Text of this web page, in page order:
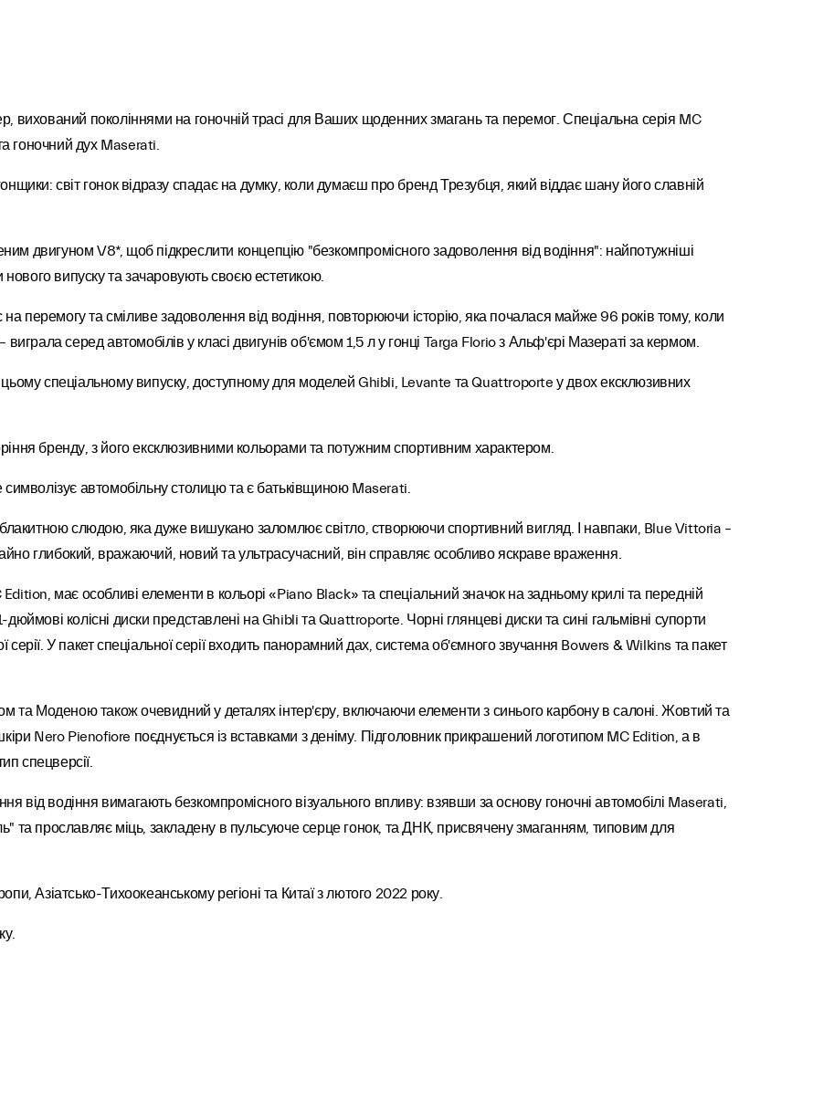
вихований поколіннями на гоночній трасі для Ваших щоденних змагань та перемог. Спеціальна серія MC
гоночний дух Maserati.
світ гонок відразу спадає на думку, коли думаєш про бренд Трезубця, який віддає шану його славній
двигуном V8*, щоб підкреслити концепцію "безкомпромісного задоволення від водіння": найпотужніші
випуску та зачаровують своєю естетикою.
перемогу та сміливе задоволення від водіння, повторюючи історію, яка почалася майже 96 років тому, коли
серед автомобілів у класі двигунів об'ємом 1,5 л у гонці Targa Florio з Альф'єрі Мазераті за кермом.
спеціальному випуску, доступному для моделей Ghibli, Levante та Quattroporte у двох ексклюзивних
бренду, з його ексклюзивними кольорами та потужним спортивним характером.
автомобільну столицю та є батьківщиною Maserati.
слюдою, яка дуже вишукано заломлює світло, створюючи спортивний вигляд. І навпаки, Blue Vittoria –
глибокий, вражаючий, новий та ультрасучасний, він справляє особливо яскраве враження.
має особливі елементи в кольорі «Piano Black» та спеціальний значок на задньому крилі та передній
колісні диски представлені на Ghibli та Quattroporte. Чорні глянцеві диски та сині гальмівні супорти
серії. У пакет спеціальної серії входить панорамний дах, система об'ємного звучання Bowers & Wilkins та пакет
та Моденою також очевидний у деталях інтер'єру, включаючи елементи з синього карбону в салоні. Жовтий та
Nero Pienofiore поєднується із вставками з деніму. Підголовник прикрашений логотипом MC Edition, а в
спецверсії.
від водіння вимагають безкомпромісного візуального впливу: взявши за основу гоночні автомобілі Maserati,
та прославляє міць, закладену в пульсуюче серце гонок, та ДНК, присвячену змаганням, типовим для
Азіатсько-Тихоокеанському регіоні та Китаї з лютого 2022 року.